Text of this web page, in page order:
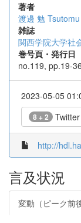
著者
渡邊 勉
雑誌
関西学院大学社
巻号頁・発行日
no.119, pp.19-
2023-05-05
8 + 2 Twitter
http://
言及状況
変動（ピーク前